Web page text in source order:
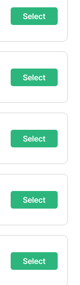
Select
Select
Select
Select
Select